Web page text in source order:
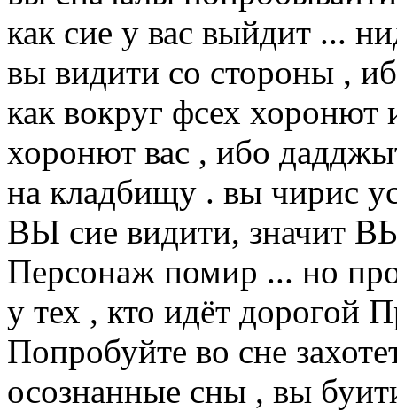
как сие у вас выйдит ...
вы видити со стороны ,
как вокруг фсех хоронют
хоронют вас , ибо
на кладбищу . вы чирис
ВЫ сие видити, значит
Персонаж помир ... но
у тех , кто идёт дорогой
Попробуйте во сне
осознанные сны , вы